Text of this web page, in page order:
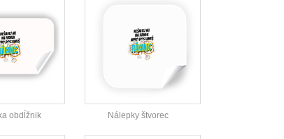
obdĺžnik Nálepky štvorec